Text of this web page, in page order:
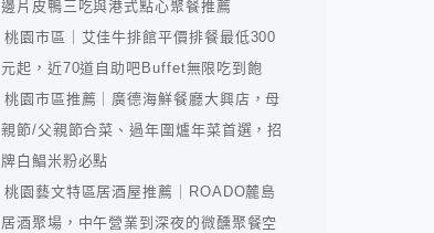
邊片皮鴨三吃與港式點心聚餐推薦
桃園市區｜艾佳牛排館平價排餐最低300
元起，近70道自助吧Buffet無限吃到飽
桃園市區推薦｜廣德海鮮餐廳大興店，母
親節/父親節合菜、過年圍爐年菜首選，招
牌白鯧米粉必點
桃園藝文特區居酒屋推薦｜ROADO麓島
居酒聚場，中午營業到深夜的微醺聚餐空